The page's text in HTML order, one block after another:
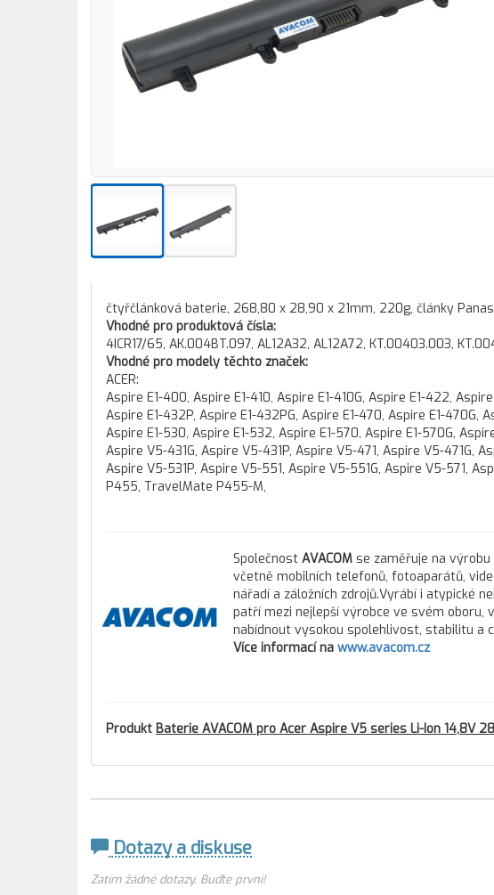
čtyřčlánková baterie, 268,80 x 28,90 x 21mm, 220g, články
Vhodné pro produktová čísla:
4ICR17/65, AK.004BT.097, AL12A32, AL12A72, KT.00403.003,
Vhodné pro modely těchto značek:
ACER:
Aspire E1-400, Aspire E1-410, Aspire E1-410G, Aspire E1-422,
Aspire E1-432P, Aspire E1-432PG, Aspire E1-470, Aspire E1-470G,
Aspire E1-530, Aspire E1-532, Aspire E1-570, Aspire E1-570G,
Aspire V5-431G, Aspire V5-431P, Aspire V5-471, Aspire V5-471G,
Aspire V5-531P, Aspire V5-551, Aspire V5-551G, Aspire V5-571,
P455, TravelMate P455-M,
Společnost AVACOM se zaměřuje na
včetně mobilních telefonů, fotoaparátů,
nářadí a záložních zdrojů.Vyrábí i atypické
patří mezi nejlepší výrobce ve svém oboru,
nabídnout vysokou spolehlivost, stabilitu a
Více informací na www.avacom.cz
Produkt Baterie AVACOM pro Acer Aspire V5 series Li-Ion 14,8V
Dotazy a diskuse
Zatím žádné dotazy. Buďte první!